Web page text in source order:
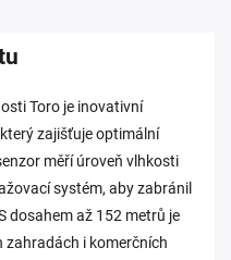
Toro je inovativní
zajišťuje optimální
měří úroveň vlhkosti
systém, aby zabránil
dosahem až 152 metrů je
zahradách i komerčních